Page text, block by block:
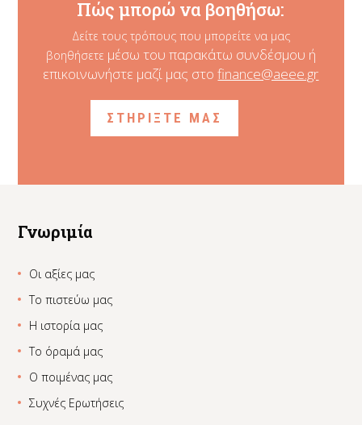
Πώς μπορώ να βοηθήσω:
Δείτε τους τρόπους που μπορείτε να μας
βοηθήσετε μέσω του παρακάτω συνδέσμου ή
επικοινωνήστε μαζί μας στοfinance@aeee.gr
ΣΤΗΡΙΞΤΕ ΜΑΣ
Γνωριμία
Οι αξίες μας
Το πιστεύω μας
Η ιστορία μας
Το όραμά μας
Ο ποιμένας μας
Συχνές Ερωτήσεις